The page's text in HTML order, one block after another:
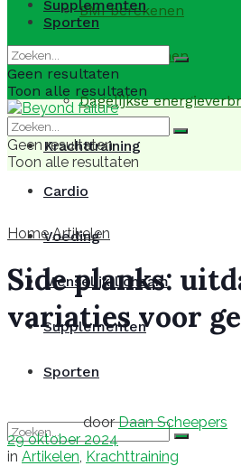
BMI berekenen
BMR berekenen
Dagelijkse
Krachttraining
Cardio
Voeding
Menselijk lichaam
Supplementen
Sporten
Supplementen
Sporten
Geen resultaten
Toon alle resultaten
Geen resultaten
Toon alle resultaten
Home Artikelen
Side planks:
variaties voor
door Daan Scheepers
29 oktober 2024
in Artikelen, Krachttraining